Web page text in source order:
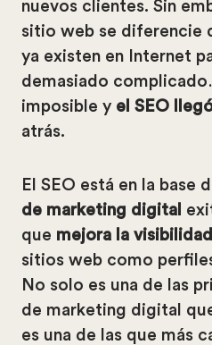
nuevos clientes. Sin
sitio web se diferencie
ya existen en Internet
demasiado
imposible y el SEO
atrás.
El SEO está en la base
de marketing digital
que mejora la
sitios web como
No solo es una de las
de marketing digital
es una de las que más